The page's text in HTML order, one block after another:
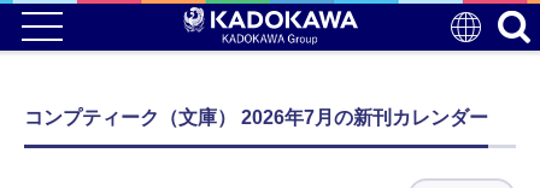
コンプティーク（文庫） 2026年7月の新刊カレンダー